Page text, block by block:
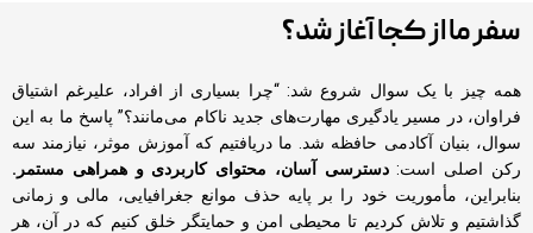
سفر ما از کجا آغاز شد؟
همه چیز با یک سوال شروع شد: “چرا بسیاری از افراد، علیرغم اشتیاق
فراوان، در مسیر یادگیری مهارت‌های جدید ناکام می‌مانند؟” پاسخ ما به این
سوال، بنیان آکادمی حافظه شد. ما دریافتیم که آموزش موثر، نیازمند سه
رکن اصلی است:دسترسی آسان، محتوای کاربردی و همراهی مستمر.
بنابراین، مأموریت خود را بر پایه حذف موانع جغرافیایی، مالی و زمانی
گذاشتیم و تلاش کردیم تا محیطی امن و حمایتگر خلق کنیم که در آن، هر